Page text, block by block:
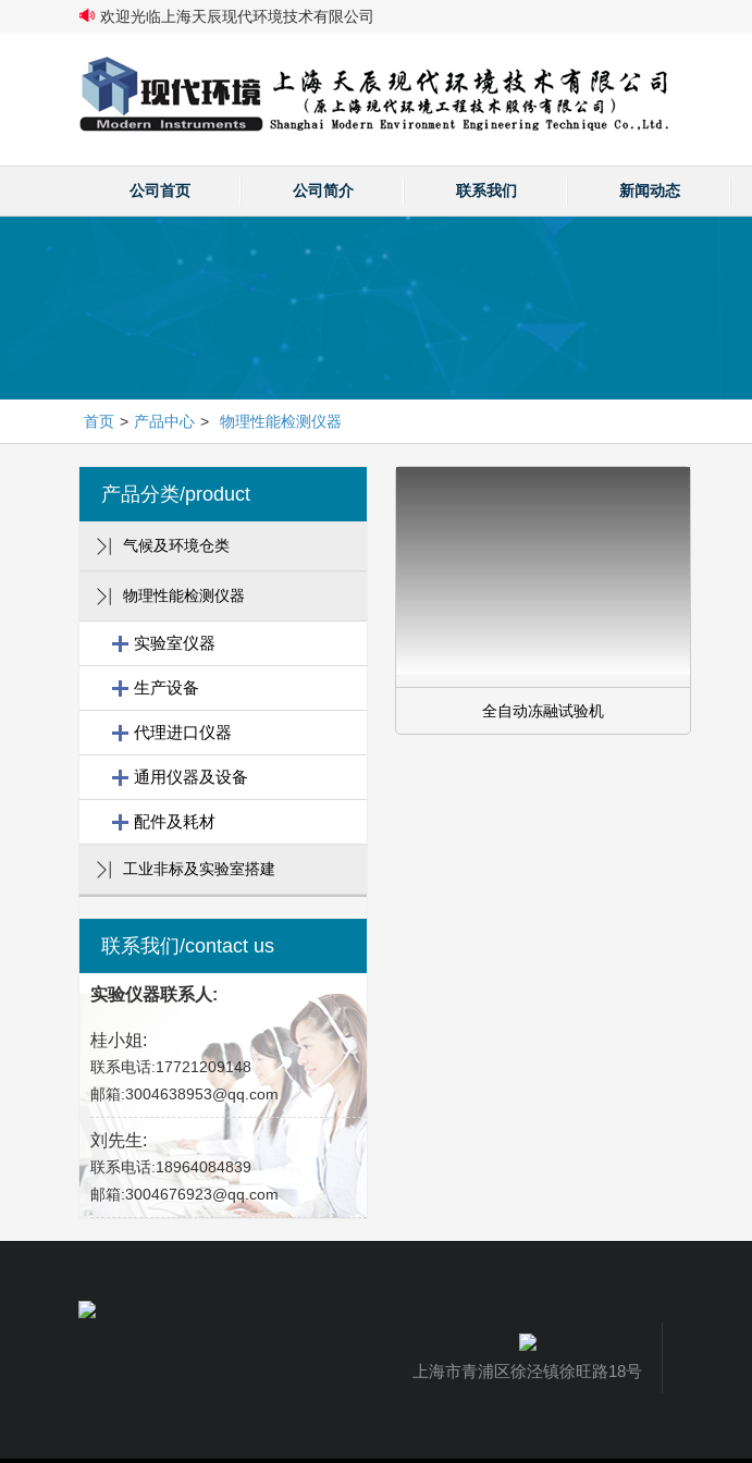
欢迎光临上海天辰现代环境技术有限公司
公司首页 公司简介 联系我们 新闻动态
首页 > 产品中心 > 物理性能检测仪器
产品分类/product
气候及环境仓类
物理性能检测仪器
实验室仪器
生产设备
代理进口仪器
通用仪器及设备
配件及耗材
工业非标及实验室搭建
联系我们/contact us
实验仪器联系人:
桂小姐:
联系电话:17721209148
邮箱:3004638953@qq.com
刘先生:
联系电话:18964084839
邮箱:3004676923@qq.com
全自动冻融试验机
上海市青浦区徐泾镇徐旺路18号